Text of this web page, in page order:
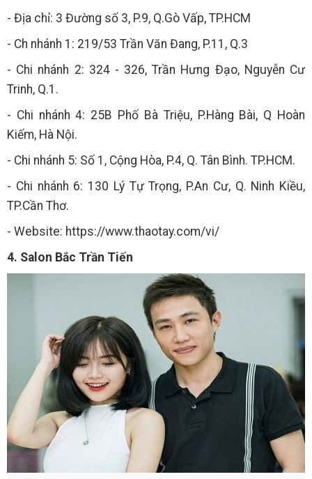
- Địa chỉ: 3 Đường số 3, P.9, Q.Gò Vấp, TP.HCM
- Ch nhánh 1: 219/53 Trần Văn Đang, P.11, Q.3
- Chi nhánh 2: 324 - 326, Trần Hưng Đạo, Nguyễn Cư
Trinh, Q.1.
- Chi nhánh 4: 25B Phố Bà Triệu, P.Hàng Bài, Q Hoàn
Kiếm, Hà Nội.
- Chi nhánh 5: Số 1, Cộng Hòa, P.4, Q. Tân Bình. TP.HCM.
- Chi nhánh 6: 130 Lý Tự Trọng, P.An Cư, Q. Ninh Kiều,
TP.Cần Thơ.
- Website: https://www.thaotay.com/vi/
4. Salon Bắc Trần Tiến